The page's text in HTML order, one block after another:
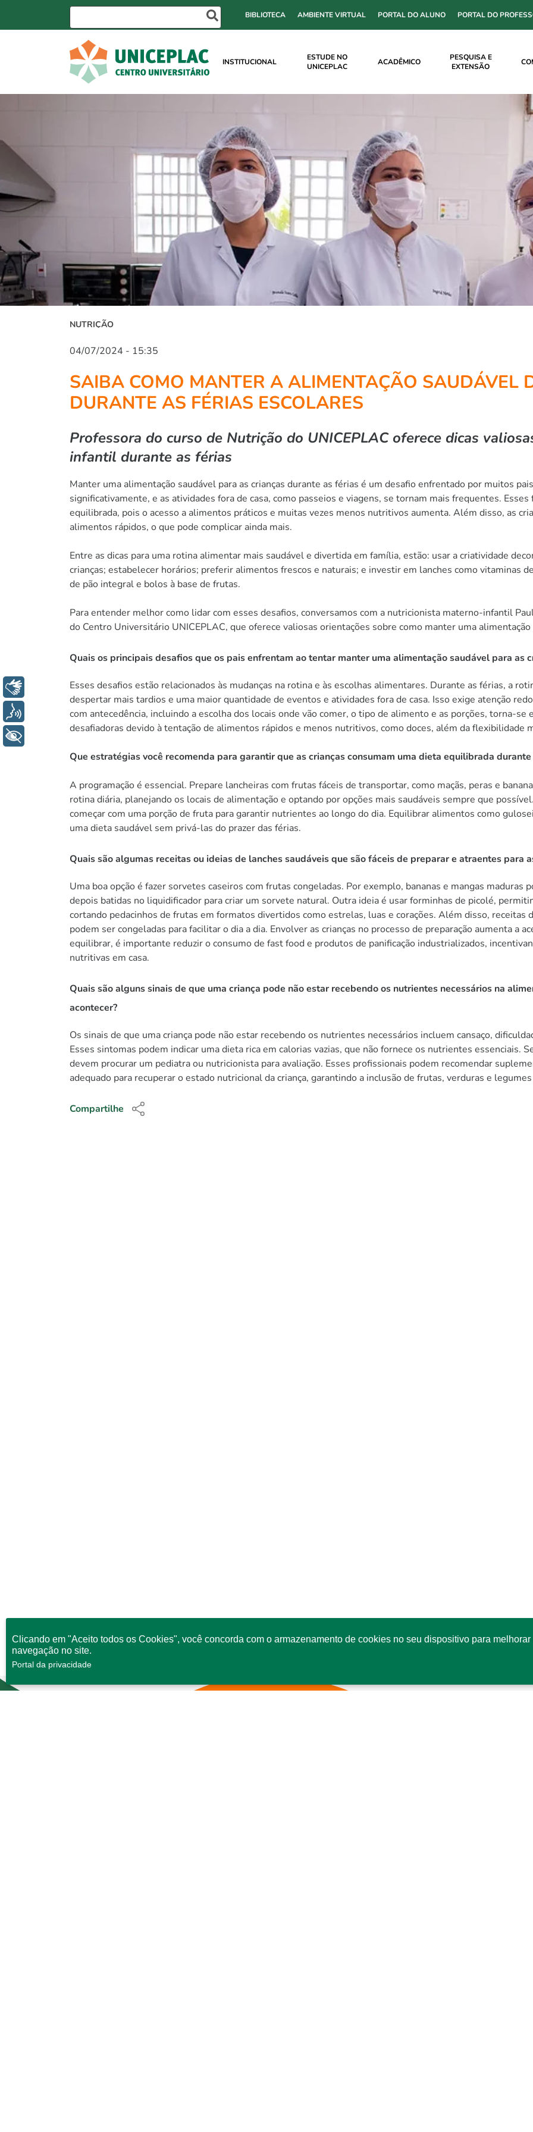
BIBLIOTECA AMBIENTE VIRTUAL PORTAL DO ALUNO PORTAL DO
INSTITUCIONAL
ESTUDE NO
UNICEPLAC
ACADÊMICO
PESQUISA E
EXTENSÃO
NUTRIÇÃO
04/07/2024 - 15:35
SAIBA COMO MANTER A ALIMENTAÇÃO SAUDÁVEL
DURANTE AS FÉRIAS ESCOLARES
Professora do curso de Nutrição do UNICEPLAC oferece dicas
infantil durante as férias
Manter uma alimentação saudável para as crianças durante as férias é um desafio enfrentado por muitos
significativamente, e as atividades fora de casa, como passeios e viagens, se tornam mais frequentes.
equilibrada, pois o acesso a alimentos práticos e muitas vezes menos nutritivos aumenta. Além disso, as
alimentos rápidos, o que pode complicar ainda mais.
Entre as dicas para uma rotina alimentar mais saudável e divertida em família, estão: usar a criatividade
crianças; estabelecer horários; preferir alimentos frescos e naturais; e investir em lanches como vitaminas
de pão integral e bolos à base de frutas.
Para entender melhor como lidar com esses desafios, conversamos com a nutricionista materno-infantil
do Centro Universitário UNICEPLAC, que oferece valiosas orientações sobre como manter uma
Quais os principais desafios que os pais enfrentam ao tentar manter uma alimentação saudável para as
Esses desafios estão relacionados às mudanças na rotina e às escolhas alimentares. Durante as férias, a
despertar mais tardios e uma maior quantidade de eventos e atividades fora de casa. Isso exige atenção
com antecedência, incluindo a escolha dos locais onde vão comer, o tipo de alimento e as porções, torna-se
desafiadoras devido à tentação de alimentos rápidos e menos nutritivos, como doces, além da flexibilidade
Que estratégias você recomenda para garantir que as crianças consumam uma dieta equilibrada
A programação é essencial. Prepare lancheiras com frutas fáceis de transportar, como maçãs, peras e
rotina diária, planejando os locais de alimentação e optando por opções mais saudáveis sempre que
começar com uma porção de fruta para garantir nutrientes ao longo do dia. Equilibrar alimentos como
uma dieta saudável sem privá-las do prazer das férias.
Quais são algumas receitas ou ideias de lanches saudáveis que são fáceis de preparar e atraentes para
Uma boa opção é fazer sorvetes caseiros com frutas congeladas. Por exemplo, bananas e mangas maduras
depois batidas no liquidificador para criar um sorvete natural. Outra ideia é usar forminhas de picolé,
cortando pedacinhos de frutas em formatos divertidos como estrelas, luas e corações. Além disso, receitas
podem ser congeladas para facilitar o dia a dia. Envolver as crianças no processo de preparação aumenta a
equilibrar, é importante reduzir o consumo de fast food e produtos de panificação industrializados,
nutritivas em casa.
Quais são alguns sinais de que uma criança pode não estar recebendo os nutrientes necessários na
acontecer?
Os sinais de que uma criança pode não estar recebendo os nutrientes necessários incluem cansaço,
Esses sintomas podem indicar uma dieta rica em calorias vazias, que não fornece os nutrientes essenciais.
devem procurar um pediatra ou nutricionista para avaliação. Esses profissionais podem recomendar
adequado para recuperar o estado nutricional da criança, garantindo a inclusão de frutas, verduras e
Compartilhe
Clicando em "Aceito todos os Cookies", você concorda com o armazenamento de cookies no seu dispositivo para
navegação no site.
Portal da privacidade